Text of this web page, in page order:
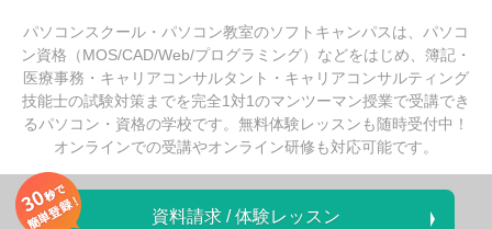
パソコンスクール・パソコン教室のソフトキャンパスは、パソコ
ン資格（MOS/CAD/Web/プログラミング）などをはじめ、簿記・
医療事務・キャリアコンサルタント・キャリアコンサルティング
技能士の試験対策までを完全1対1のマンツーマン授業で受講でき
るパソコン・資格の学校です。無料体験レッスンも随時受付中！
オンラインでの受講やオンライン研修も対応可能です。
資料請求 / 体験レッスン